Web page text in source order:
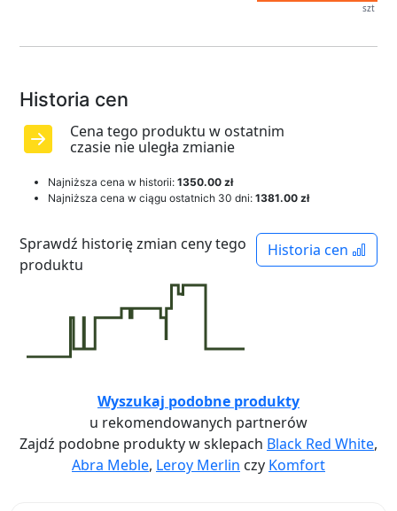
szt
Historia cen
Cena tego produktu w ostatnim
czasie nie uległa zmianie
Najniższa cena w historii: 1350.00 zł
Najniższa cena w ciągu ostatnich 30 dni: 1381.00 zł
Historia cen
Sprawdź historię zmian ceny tego
produktu
Wyszukaj podobne produkty
u rekomendowanych partnerów
Zajdź podobne produkty w sklepach Black Red White,
Abra Meble, Leroy Merlin czy Komfort